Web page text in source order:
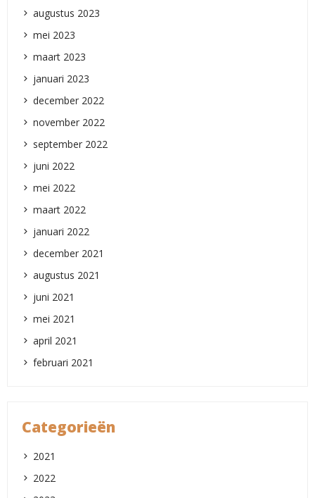
augustus 2023
mei 2023
maart 2023
januari 2023
december 2022
november 2022
september 2022
juni 2022
mei 2022
maart 2022
januari 2022
december 2021
augustus 2021
juni 2021
mei 2021
april 2021
februari 2021
Categorieën
2021
2022